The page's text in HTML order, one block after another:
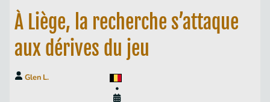
À Liège, la recherche s’attaque
aux dérives du jeu
Glen L.
•